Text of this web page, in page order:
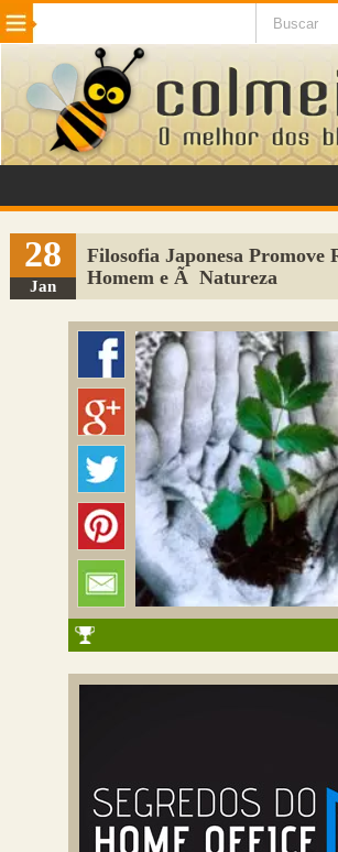
Beleza Cinema e TV
Internet Jogos NotÃ­cias
VeÃ­culos Adulto
Sugerir Link
Adicionar Blog
Colmeia Exchange
Perguntas Frequentes
28
Jan
Filosofia Japonesa Promove
Homem e Ã Natureza